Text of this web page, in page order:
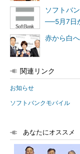
ソフトバ
──5月7日
赤から白
関連リンク
お知らせ
ソフトバンクモバイル
あなたにオススメ